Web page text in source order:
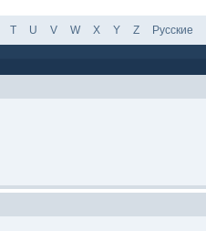
T U V W X Y Z Русские